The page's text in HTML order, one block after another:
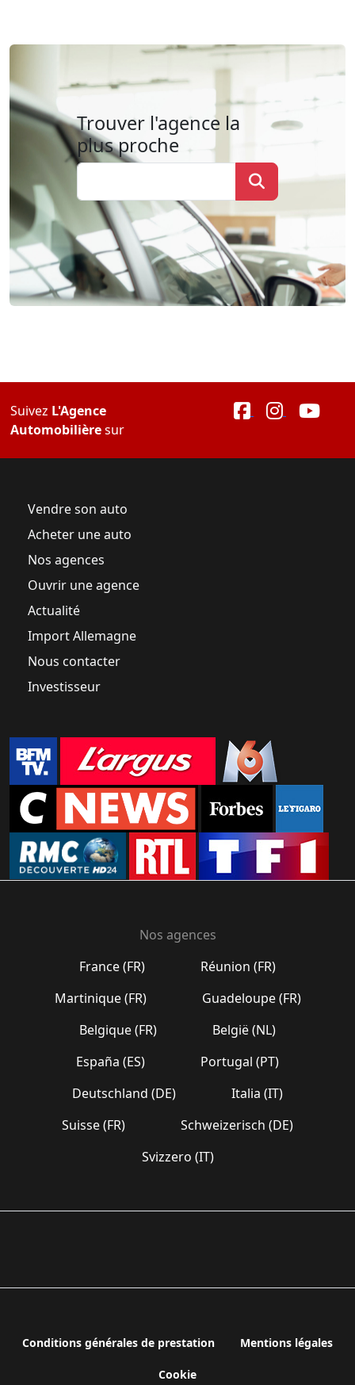
Trouver l'agence la
plus proche
Suivez L'Agence
Automobilièresur
Vendre son auto
Acheter une auto
Nos agences
Ouvrir une agence
Actualité
Import Allemagne
Nous contacter
Investisseur
Nos agences
France (FR)
Réunion (FR)
Martinique (FR)
Guadeloupe (FR)
Belgique (FR)
België (NL)
España (ES)
Portugal (PT)
Deutschland (DE)
Italia (IT)
Suisse (FR)
Schweizerisch (DE)
Svizzero (IT)
Conditions générales de prestation Mentions légales
Cookie